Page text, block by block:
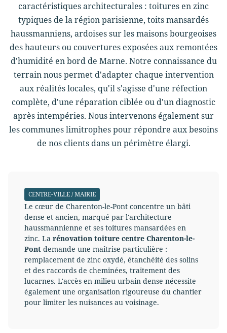
caractéristiques architecturales : toitures en zinc
typiques de la région parisienne, toits mansardés
haussmanniens, ardoises sur les maisons bourgeoises
des hauteurs ou couvertures exposées aux remontées
d'humidité en bord de Marne. Notre connaissance du
terrain nous permet d'adapter chaque intervention
aux réalités locales, qu'il s'agisse d'une réfection
complète, d'une réparation ciblée ou d'un diagnostic
après intempéries. Nous intervenons également sur
les communes limitrophes pour répondre aux besoins
de nos clients dans un périmètre élargi.
CENTRE-VILLE / MAIRIE
Le cœur de Charenton-le-Pont concentre un bâti
dense et ancien, marqué par l'architecture
haussmannienne et ses toitures mansardées en
zinc. La rénovation toiture centre Charenton-le-
Pont demande une maîtrise particulière :
remplacement de zinc oxydé, étanchéité des solins
et des raccords de cheminées, traitement des
lucarnes. L'accès en milieu urbain dense nécessite
également une organisation rigoureuse du chantier
pour limiter les nuisances au voisinage.